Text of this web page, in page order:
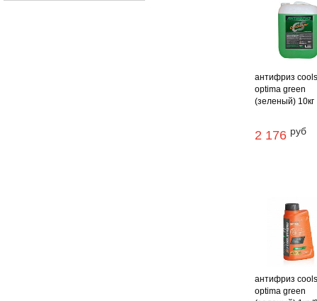
антифриз
optima green
(зеленый) 10кг
2 176 руб
антифриз
optima green